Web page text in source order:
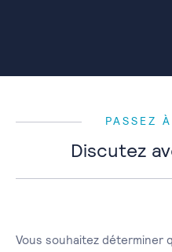
PASSEZ
Discutez
Vous souhaitez déterminer